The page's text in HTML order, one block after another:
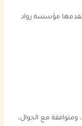
مؤسسة رواد
مع الجوال،